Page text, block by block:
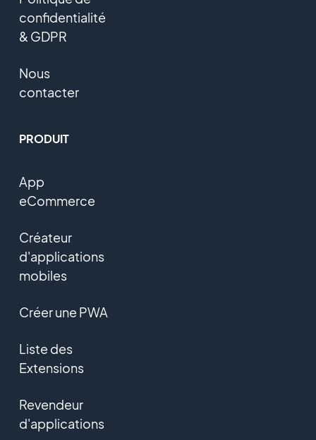
confidentialité
& GDPR
Nous
contacter
PRODUIT
App
eCommerce
Créateur
d'applications
mobiles
Créer une PWA
Liste des
Extensions
Revendeur
d'applications